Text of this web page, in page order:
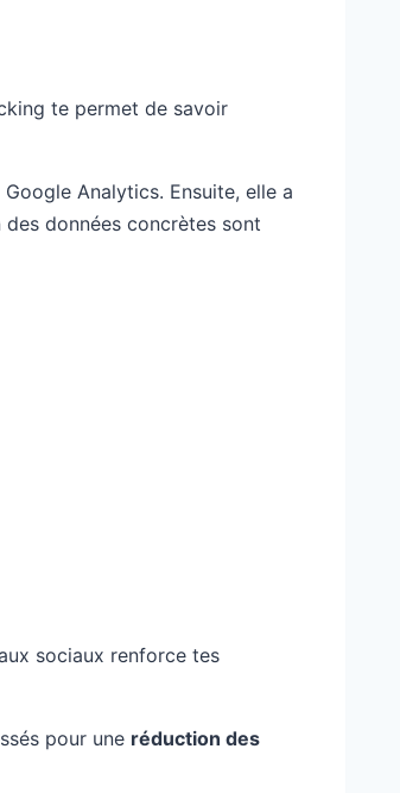
te permet de savoir
Analytics. Ensuite, elle a
données concrètes sont
sociaux renforce tes
pour une réduction des